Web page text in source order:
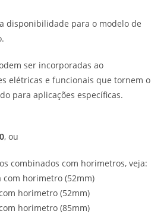
disponibilidade para o modelo de
ser incorporadas ao
elétricas e funcionais que tornem o
para aplicações específicas.
, ou
combinados com horimetros, veja:
com horimetro (52mm)
horimetro (52mm)
horimetro (85mm)